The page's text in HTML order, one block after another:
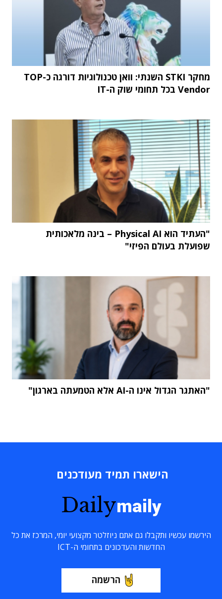
מחקר STKI השנתי: וואן טכנולוגיות דורגה כ-TOP
Vendor בכל תחומי שוק ה-IT
"העתיד הוא Physical AI – בינה מלאכותית
שפועלת בעולם הפיזי"
"האתגר הגדול אינו ה-AI אלא הטמעתה בארגון"
הישארו תמיד מעודכנים
Dailymaily
הירשמו עכשיו ותקבלו גם אתם ניוזלטר מקצועי יומי, המרכז את כל
החדשות והעדכונים בתחומי ה-ICT
הרשמה